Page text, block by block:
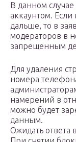
В данном случае
аккаунтом. Если
дальше, то в
модераторов в
запрещенным
Для удаления
номера
намерений в
можно будет
данным.
Ожидать ответа